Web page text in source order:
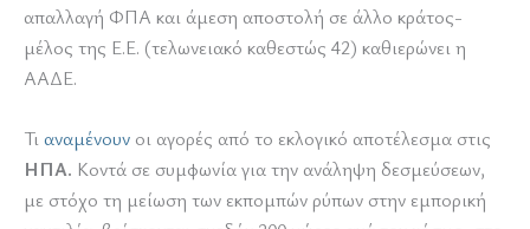
απαλλαγή ΦΠΑ και άμεση αποστολή σε άλλο κράτος-
μέλος της Ε.Ε. (τελωνειακό καθεστώς 42) καθιερώνει η
ΑΑΔΕ.
Τιαναμένουν οι αγορές από το εκλογικό αποτέλεσμα στις
ΗΠΑ. Κοντά σε συμφωνία για την ανάληψη δεσμεύσεων,
με στόχο τη μείωση των εκπομπών ρύπων στην εμπορική